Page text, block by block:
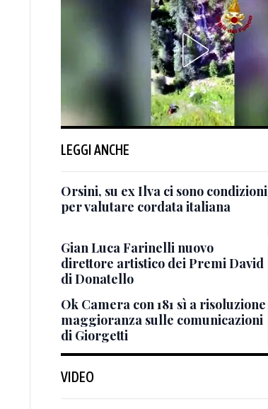
LEGGI ANCHE
Orsini, su ex Ilva ci sono condizioni
per valutare cordata italiana
Gian Luca Farinelli nuovo
direttore artistico dei Premi David
di Donatello
Ok Camera con 181 sì a risoluzione
maggioranza sulle comunicazioni
di Giorgetti
VIDEO